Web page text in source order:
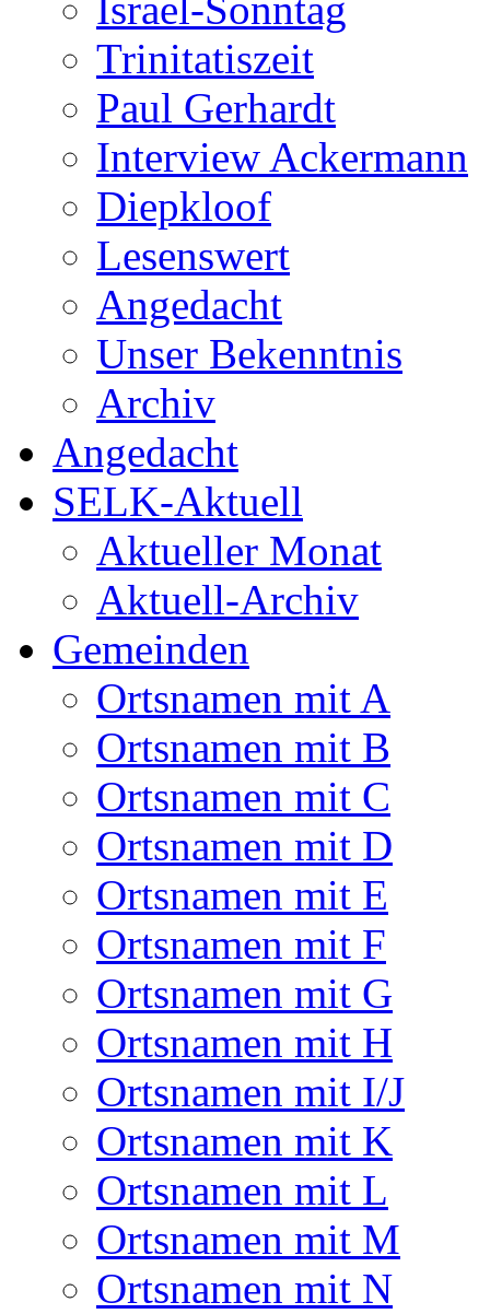
Trinitatiszeit
Paul Gerhardt
Interview Ackermann
Diepkloof
Lesenswert
Angedacht
Unser Bekenntnis
Archiv
Angedacht
SELK-Aktuell
Aktueller Monat
Aktuell-Archiv
Gemeinden
Ortsnamen mit A
Ortsnamen mit B
Ortsnamen mit C
Ortsnamen mit D
Ortsnamen mit E
Ortsnamen mit F
Ortsnamen mit G
Ortsnamen mit H
Ortsnamen mit I/J
Ortsnamen mit K
Ortsnamen mit L
Ortsnamen mit M
Ortsnamen mit N